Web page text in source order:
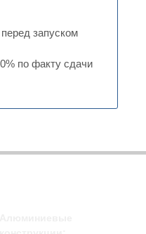
запуском
по факту сдачи